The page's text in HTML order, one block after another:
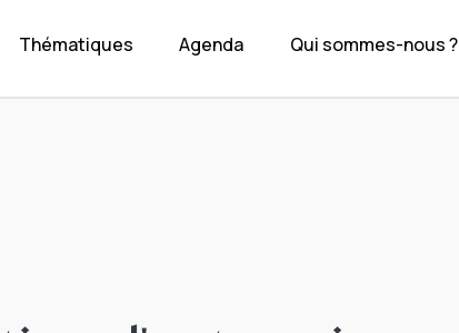
Thématiques Agenda Qui sommes-nous ?